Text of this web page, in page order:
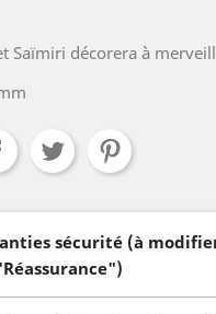
Saïmiri décorera à
sécurité (à